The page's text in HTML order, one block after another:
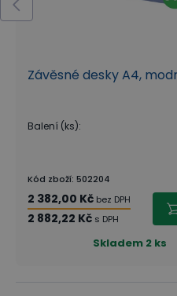
Závěsné desky A4,
Balení (ks):
Kód zboží: 502204
2 382,00 Kč bez DPH
2 882,22 Kč s DPH
Skladem 2 ks